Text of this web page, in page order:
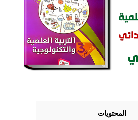
المحتويات